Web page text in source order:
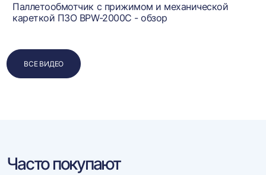
Паллетообмотчик с прижимом и механической
кареткой ПЗО BPW-2000C - обзор
ВСЕ ВИДЕО
Часто покупают